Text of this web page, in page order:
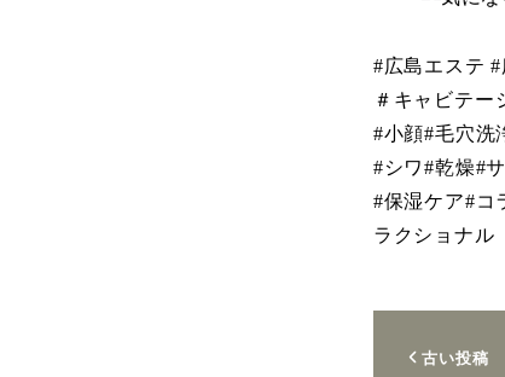
#広島エステ
＃キャビテー
#小顔#毛穴洗
#シワ#乾燥#
#保湿ケア#コ
ラクショナル
古い投稿